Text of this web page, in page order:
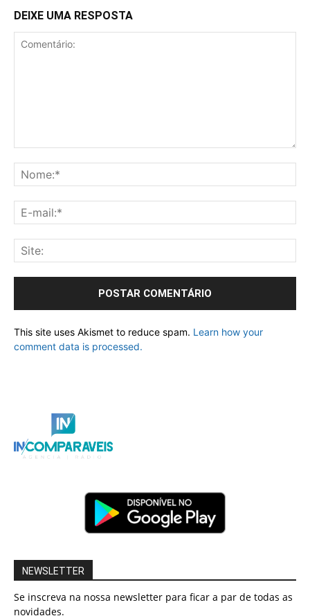
DEIXE UMA RESPOSTA
This site uses Akismet to reduce spam. Learn how your
comment data is processed.
NEWSLETTER
Se inscreva na nossa newsletter para ficar a par de todas as
novidades.